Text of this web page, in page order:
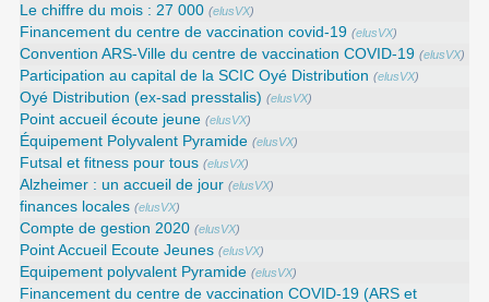
Le chiffre du mois : 27 000 (elusVX)
Financement du centre de vaccination covid-19 (elusVX)
Convention ARS‑Ville du centre de vaccination COVID‑19 (elusVX)
Participation au capital de la SCIC Oyé Distribution (elusVX)
Oyé Distribution (ex-sad presstalis) (elusVX)
Point accueil écoute jeune (elusVX)
Équipement Polyvalent Pyramide (elusVX)
Futsal et fitness pour tous (elusVX)
Alzheimer : un accueil de jour (elusVX)
finances locales (elusVX)
Compte de gestion 2020 (elusVX)
Point Accueil Ecoute Jeunes (elusVX)
Equipement polyvalent Pyramide (elusVX)
Financement du centre de vaccination COVID-19 (ARS et